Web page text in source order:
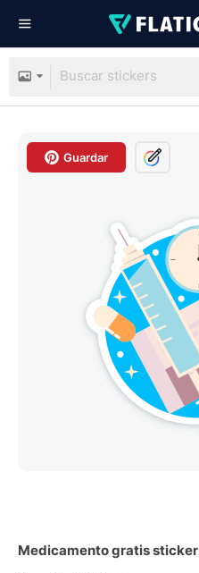
Guardar
Medicamento gratis sticker